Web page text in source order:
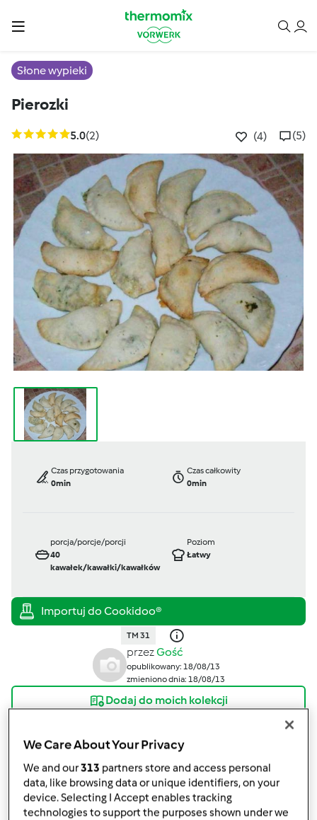
Słone wypieki
Pierozki
5.0(2) (4) (5)
Czas przygotowania
0min
Czas całkowity
0min
porcja/porcje/porcji
40
kawałek/kawałki/kawałków
Poziom
Łatwy
TM 31
przezGość
opublikowany: 18/08/13
zmieniono dnia: 18/08/13
Dodaj do moich kolekcji
Stwórz wariant
We Care About Your Privacy
We and our313 partners store and access personal
data, like browsing data or unique identifiers, on your
device. Selecting I Accept enables tracking
technologies to support the purposes shown under we